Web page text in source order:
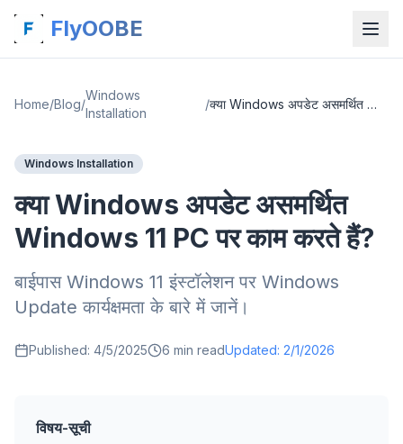
FlyOOBE
Home/Blog/
Windows
Installation
/ क्या Windows अपडेट असमर्थित Windows 11 PC पर काम करते हैं?
Windows Installation
क्या Windows अपडेट असमर्थित
Windows 11 PC पर काम करते हैं?
बाईपास Windows 11 इंस्टॉलेशन पर Windows
Update कार्यक्षमता के बारे में जानें।
Published: 4/5/2025 6 min readUpdated: 2/1/2026
विषय-सूची